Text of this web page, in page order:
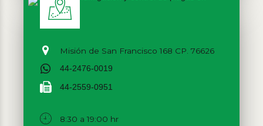
Misión de San Francisco 168 CP. 76626
44-2476-0019
44-2559-0951
8:30 a 19:00 hr